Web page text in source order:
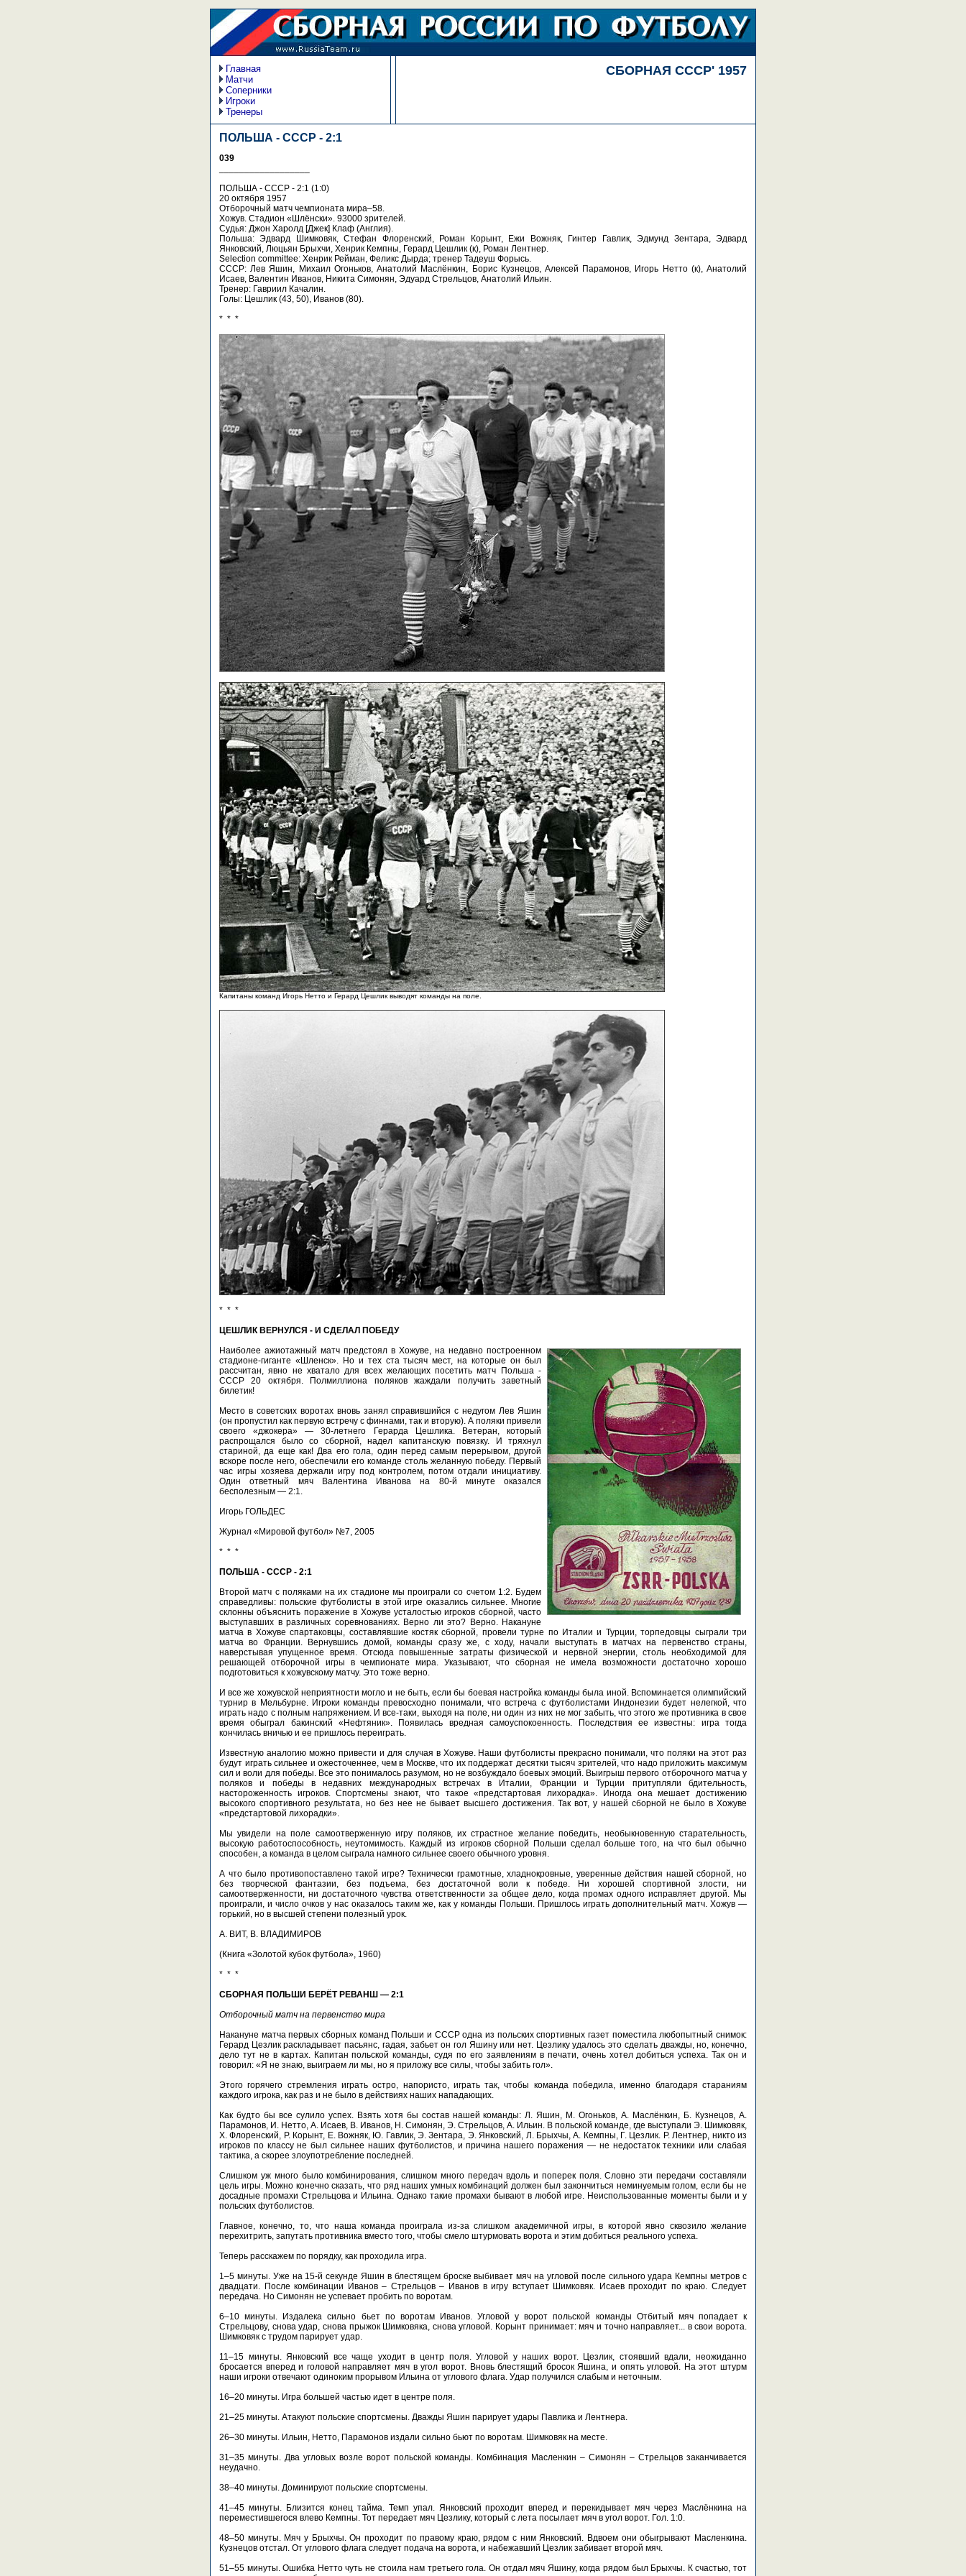
Главная
Матчи
Соперники
Игроки
Тренеры
СБОРНАЯ СССР' 1957
ПОЛЬША - СССР - 2:1
039
ПОЛЬША - СССР - 2:1 (1:0)
20 октября 1957
Отборочный матч чемпионата мира–58.
Хожув. Стадион «Шлёнски». 93000 зрителей.
Судья: Джон Харолд [Джек] Клаф (Англия).
Польша: Эдвард Шимковяк, Стефан Флоренский, Роман Корынт, Ежи Вожняк, Гинтер Гавлик, Эдмунд Зентара, Эдвард
Янковский, Люцьян Брыхчи, Хенрик Кемпны, Герард Цешлик (к), Роман Лентнер.
Selection committee: Хенрик Рейман, Феликс Дырда; тренер Тадеуш Форысь.
СССР: Лев Яшин, Михаил Огоньков, Анатолий Маслёнкин, Борис Кузнецов, Алексей Парамонов, Игорь Нетто (к), Анатолий
Исаев, Валентин Иванов, Никита Симонян, Эдуард Стрельцов, Анатолий Ильин.
Тренер: Гавриил Качалин.
Голы: Цешлик (43, 50), Иванов (80).
* * *
Капитаны команд Игорь Нетто и Герард Цешлик выводят команды на поле.
* * *
ЦЕШЛИК ВЕРНУЛСЯ - И СДЕЛАЛ ПОБЕДУ
Наиболее ажиотажный матч предстоял в Хожуве, на недавно построенном
стадионе-гиганте «Шленск». Но и тех ста тысяч мест, на которые он был
рассчитан, явно не хватало для всех желающих посетить матч Польша -
СССР 20 октября. Полмиллиона поляков жаждали получить заветный
билетик!
Место в советских воротах вновь занял справившийся с недугом Лев Яшин
(он пропустил как первую встречу с финнами, так и вторую). А поляки привели
своего «джокера» — 30-летнего Герарда Цешлика. Ветеран, который
распрощался было со сборной, надел капитанскую повязку. И тряхнул
стариной, да еще как! Два его гола, один перед самым перерывом, другой
вскоре после него, обеспечили его команде столь желанную победу. Первый
час игры хозяева держали игру под контролем, потом отдали инициативу.
Один ответный мяч Валентина Иванова на 80-й минуте оказался
бесполезным — 2:1.
Игорь ГОЛЬДЕС
Журнал «Мировой футбол» №7, 2005
* * *
ПОЛЬША - СССР - 2:1
Второй матч с поляками на их стадионе мы проиграли со счетом 1:2. Будем
справедливы: польские футболисты в этой игре оказались сильнее. Многие
склонны объяснить поражение в Хожуве усталостью игроков сборной, часто
выступавших в различных соревнованиях. Верно ли это? Верно. Накануне
матча в Хожуве спартаковцы, составлявшие костяк сборной, провели турне по Италии и Турции, торпедовцы сыграли три
матча во Франции. Вернувшись домой, команды сразу же, с ходу, начали выступать в матчах на первенство страны,
наверстывая упущенное время. Отсюда повышенные затраты физической и нервной энергии, столь необходимой для
решающей отборочной игры в чемпионате мира. Указывают, что сборная не имела возможности достаточно хорошо
подготовиться к хожувскому матчу. Это тоже верно.
И все же хожувской неприятности могло и не быть, если бы боевая настройка команды была иной. Вспоминается олимпийский
турнир в Мельбурне. Игроки команды превосходно понимали, что встреча с футболистами Индонезии будет нелегкой, что
играть надо с полным напряжением. И все-таки, выходя на поле, ни один из них не мог забыть, что этого же противника в свое
время обыграл бакинский «Нефтяник». Появилась вредная самоуспокоенность. Последствия ее известны: игра тогда
кончилась вничью и ее пришлось переиграть.
Известную аналогию можно привести и для случая в Хожуве. Наши футболисты прекрасно понимали, что поляки на этот раз
будут играть сильнее и ожесточеннее, чем в Москве, что их поддержат десятки тысяч зрителей, что надо приложить максимум
сил и воли для победы. Все это понималось разумом, но не возбуждало боевых эмоций. Выигрыш первого отборочного матча у
поляков и победы в недавних международных встречах в Италии, Франции и Турции притупляли бдительность,
настороженность игроков. Спортсмены знают, что такое «предстартовая лихорадка». Иногда она мешает достижению
высокого спортивного результата, но без нее не бывает высшего достижения. Так вот, у нашей сборной не было в Хожуве
«предстартовой лихорадки».
Мы увидели на поле самоотверженную игру поляков, их страстное желание победить, необыкновенную старательность,
высокую работоспособность, неутомимость. Каждый из игроков сборной Польши сделал больше того, на что был обычно
способен, а команда в целом сыграла намного сильнее своего обычного уровня.
А что было противопоставлено такой игре? Технически грамотные, хладнокровные, уверенные действия нашей сборной, но
без творческой фантазии, без подъема, без достаточной воли к победе. Ни хорошей спортивной злости, ни
самоотверженности, ни достаточного чувства ответственности за общее дело, когда промах одного исправляет другой. Мы
проиграли, и число очков у нас оказалось таким же, как у команды Польши. Пришлось играть дополнительный матч. Хожув —
горький, но в высшей степени полезный урок.
А. ВИТ, В. ВЛАДИМИРОВ
(Книга «Золотой кубок футбола», 1960)
* * *
СБОРНАЯ ПОЛЬШИ БЕРЁТ РЕВАНШ — 2:1
Отборочный матч на первенство мира
Накануне матча первых сборных команд Польши и СССР одна из польских спортивных газет поместила любопытный снимок:
Герард Цезлик раскладывает пасьянс, гадая, забьет он гол Яшину или нет. Цезлику удалось это сделать дважды, но, конечно,
дело тут не в картах. Капитан польской команды, судя по его заявлениям в печати, очень хотел добиться успеха. Так он и
говорил: «Я не знаю, выиграем ли мы, но я приложу все силы, чтобы забить гол».
Этого горячего стремления играть остро, напористо, играть так, чтобы команда победила, именно благодаря стараниям
каждого игрока, как раз и не было в действиях наших нападающих.
Как будто бы все сулило успех. Взять хотя бы состав нашей команды: Л. Яшин, М. Огоньков, А. Маслёнкин, Б. Кузнецов, А.
Парамонов, И. Нетто, А. Исаев, В. Иванов, Н. Симонян, Э. Стрельцов, А. Ильин. В польской команде, где выступали Э. Шимковяк,
Х. Флоренский, Р. Корынт, Е. Вожняк, Ю. Гавлик, Э. Зентара, Э. Янковский, Л. Брыхчы, А. Кемпны, Г. Цезлик. Р. Лентнер, никто из
игроков по классу не был сильнее наших футболистов, и причина нашего поражения — не недостаток техники или слабая
тактика, а скорее злоупотребление последней.
Слишком уж много было комбинирования, слишком много передач вдоль и поперек поля. Словно эти передачи составляли
цель игры. Можно конечно сказать, что ряд наших умных комбинаций должен был закончиться неминуемым голом, если бы не
досадные промахи Стрельцова и Ильина. Однако такие промахи бывают в любой игре. Неиспользованные моменты были и у
польских футболистов.
Главное, конечно, то, что наша команда проиграла из-за слишком академичной игры, в которой явно сквозило желание
перехитрить, запутать противника вместо того, чтобы смело штурмовать ворота и этим добиться реального успеха.
Теперь расскажем по порядку, как проходила игра.
1–5 минуты. Уже на 15-й секунде Яшин в блестящем броске выбивает мяч на угловой после сильного удара Кемпны метров с
двадцати. После комбинации Иванов – Стрельцов – Иванов в игру вступает Шимковяк. Исаев проходит по краю. Следует
передача. Но Симонян не успевает пробить по воротам.
6–10 минуты. Издалека сильно бьет по воротам Иванов. Угловой у ворот польской команды Отбитый мяч попадает к
Стрельцову, снова удар, снова прыжок Шимковяка, снова угловой. Корынт принимает: мяч и точно направляет... в свои ворота.
Шимковяк с трудом парирует удар.
11–15 минуты. Янковский все чаще уходит в центр поля. Угловой у наших ворот. Цезлик, стоявший вдали, неожиданно
бросается вперед и головой направляет мяч в угол ворот. Вновь блестящий бросок Яшина, и опять угловой. На этот штурм
наши игроки отвечают одиноким прорывом Ильина от углового флага. Удар получился слабым и неточным.
16–20 минуты. Игра большей частью идет в центре поля.
21–25 минуты. Атакуют польские спортсмены. Дважды Яшин парирует удары Павлика и Лентнера.
26–30 минуты. Ильин, Нетто, Парамонов издали сильно бьют по воротам. Шимковяк на месте.
31–35 минуты. Два угловых возле ворот польской команды. Комбинация Масленкин – Симонян – Стрельцов заканчивается
неудачно.
38–40 минуты. Доминируют польские спортсмены.
41–45 минуты. Близится конец тайма. Темп упал. Янковский проходит вперед и перекидывает мяч через Маслёнкина на
переместившегося влево Кемпны. Тот передает мяч Цезлику, который с лета посылает мяч в угол ворот. Гол. 1:0.
48–50 минуты. Мяч у Брыхчы. Он проходит по правому краю, рядом с ним Янковский. Вдвоем они обыгрывают Масленкина.
Кузнецов отстал. От углового флага следует подача на ворота, и набежавший Цезлик забивает второй мяч.
51–55 минуты. Ошибка Нетто чуть не стоила нам третьего гола. Он отдал мяч Яшину, когда рядом был Брыхчы. К счастью, тот